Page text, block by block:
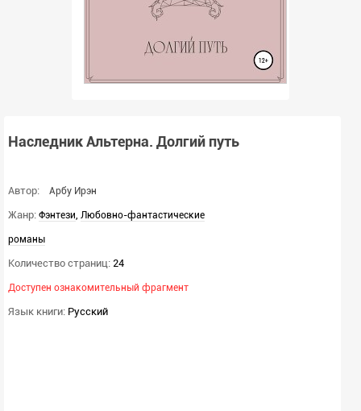
Наследник Альтерна. Долгий путь
Автор: Арбу Ирэн
Жанр: Фэнтези, Любовно-фантастические
романы
Количество страниц: 24
Доступен ознакомительный фрагмент
Язык книги: Русский